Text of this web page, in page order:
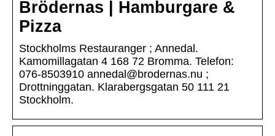
Brödernas | Hamburgare &
Pizza
Stockholms Restauranger ; Annedal.
Kamomillagatan 4 168 72 Bromma. Telefon:
076-8503910 annedal@brodernas.nu ;
Drottninggatan. Klarabergsgatan 50 111 21
Stockholm.